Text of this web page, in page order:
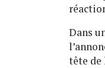
Dans
tête